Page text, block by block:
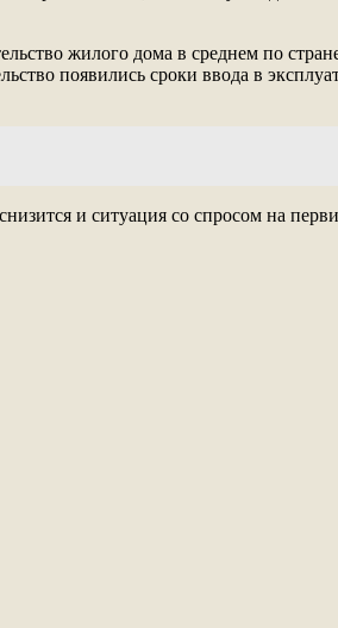
жилого дома в среднем по
появились сроки ввода в
и ситуация со спросом на